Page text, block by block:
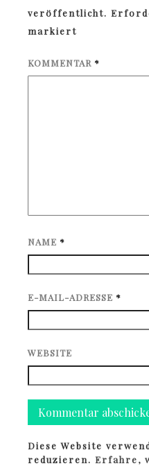
veröffentlicht.
markiert
KOMMENTAR *
NAME *
E-MAIL-ADRESSE *
WEBSITE
Diese Website
reduzieren.Erfahre,